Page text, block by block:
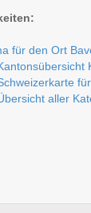
für den Ort
aller